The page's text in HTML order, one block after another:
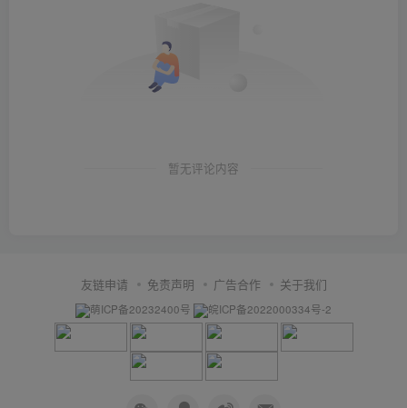
暂无评论内容
友链申请 免责声明 广告合作 关于我们
萌ICP备20232400号 皖ICP备2022000334号-2